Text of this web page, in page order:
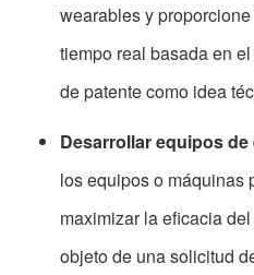
wearables y
tiempo real basada en
de patente como idea
Desarrollar equipos
los equipos o máquinas
maximizar la eficacia
objeto de una solicitud